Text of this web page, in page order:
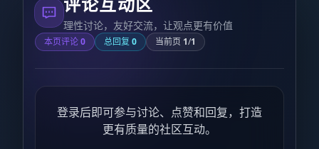
理性讨论，友好交流，让观点更有价值
本页评论0 总回复 0 当前页 1/1
登录后即可参与讨论、点赞和回复，打造
更有质量的社区互动。